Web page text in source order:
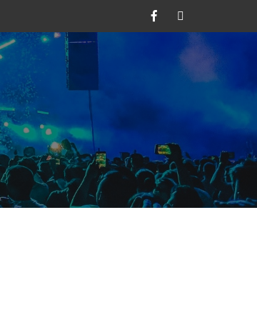
FacebookTwitter